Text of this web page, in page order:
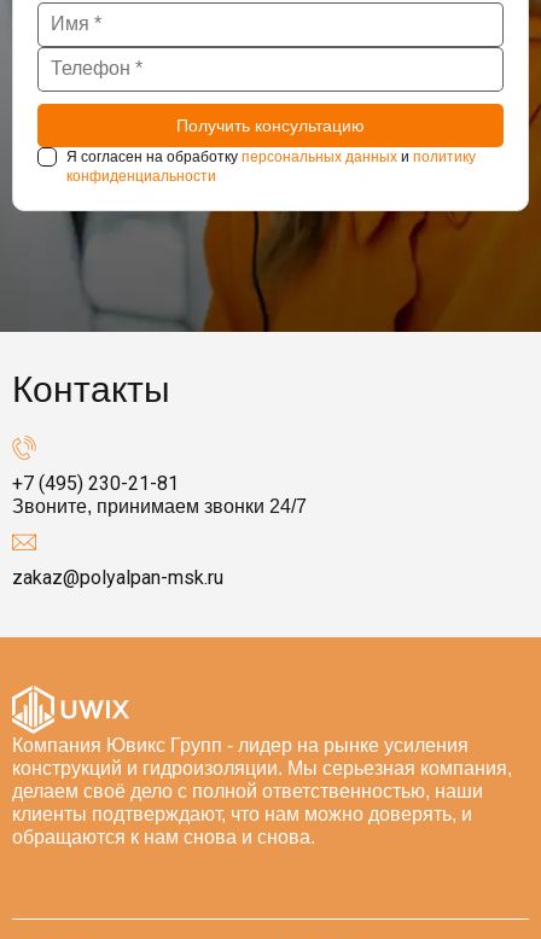
Я согласен на обработку персональных данных и политику
конфиденциальности
Контакты
+7 (495) 230-21-81
Звоните, принимаем звонки 24/7
zakaz@polyalpan-msk.ru
Компания Ювикс Групп - лидер на рынке усиления
конструкций и гидроизоляции. Мы серьезная компания,
делаем своё дело с полной ответственностью, наши
клиенты подтверждают, что нам можно доверять, и
обращаются к нам снова и снова.